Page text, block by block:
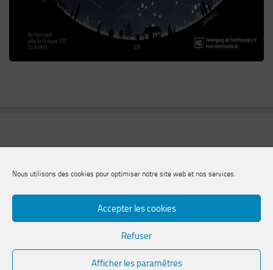
Nous utilisons des cookies pour optimiser notre site web et nos services.
Accepter les cookies
Refuser
Afficher les paramètres